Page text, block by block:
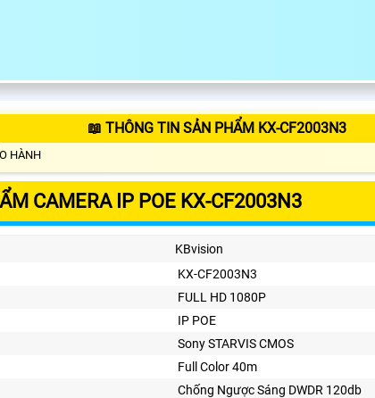
📖 THÔNG TIN SẢN PHẨM KX-CF2003N3
HÀNH
CAMERA IP POE KX-CF2003N3
KBvision
KX-CF2003N3
FULL HD 1080P
IP POE
Sony STARVIS CMOS
Full Color 40m
Chống Ngược Sáng DWDR 120db